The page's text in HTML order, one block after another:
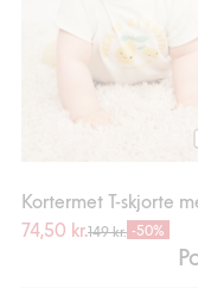
74,50 kr.149 kr. -50%